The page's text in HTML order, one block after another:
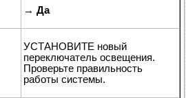
→ Да
УСТАНОВИТЕ новый
переключатель освещения.
Проверьте правильность
работы системы.